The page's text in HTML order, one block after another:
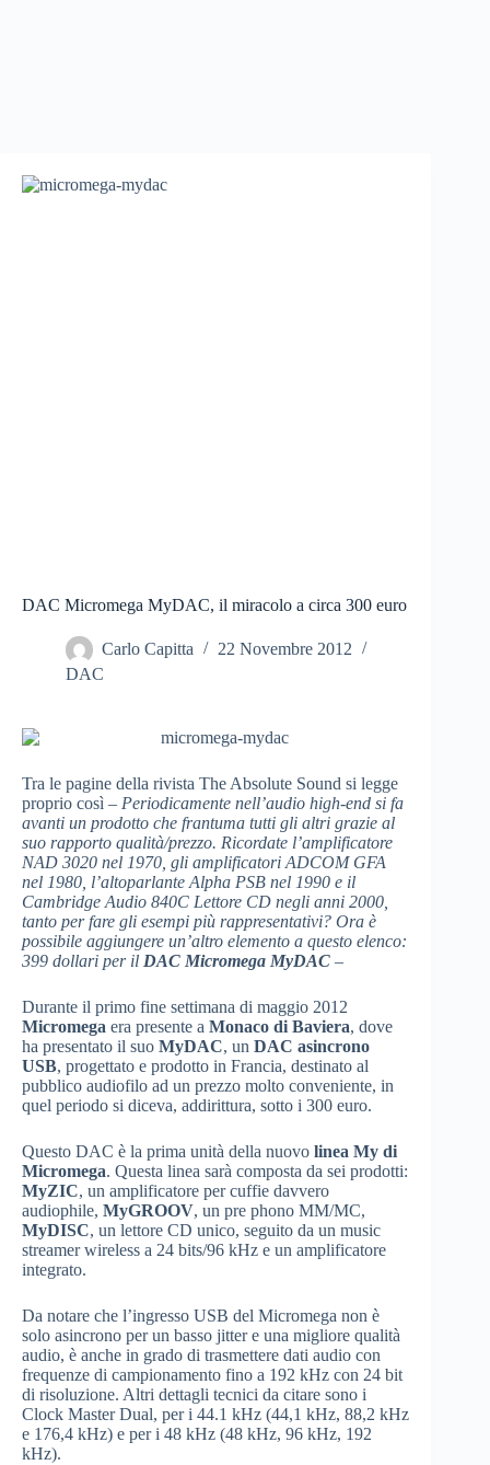
DAC Micromega MyDAC, il miracolo a circa 300 euro
Carlo Capitta
22 Novembre 2012
DAC
Tra le pagine della rivista The Absolute Sound si legge
proprio così – Periodicamente nell’audio high-end si fa
avanti un prodotto che frantuma tutti gli altri grazie al
suo rapporto qualità/prezzo. Ricordate l’amplificatore
NAD 3020 nel 1970, gli amplificatori ADCOM GFA
nel 1980, l’altoparlante Alpha PSB nel 1990 e il
Cambridge Audio 840C Lettore CD negli anni 2000,
tanto per fare gli esempi più rappresentativi? Ora è
possibile aggiungere un’altro elemento a questo elenco:
399 dollari per il DAC Micromega MyDAC –
Durante il primo fine settimana di maggio 2012
Micromega era presente a Monaco di Baviera, dove
ha presentato il suo MyDAC, un DAC asincrono
USB, progettato e prodotto in Francia, destinato al
pubblico audiofilo ad un prezzo molto conveniente, in
quel periodo si diceva, addirittura, sotto i 300 euro.
Questo DAC è la prima unità della nuovo linea My di
Micromega. Questa linea sarà composta da sei prodotti:
MyZIC, un amplificatore per cuffie davvero
audiophile, MyGROOV, un pre phono MM/MC,
MyDISC, un lettore CD unico, seguito da un music
streamer wireless a 24 bits/96 kHz e un amplificatore
integrato.
Da notare che l’ingresso USB del Micromega non è
solo asincrono per un basso jitter e una migliore qualità
audio, è anche in grado di trasmettere dati audio con
frequenze di campionamento fino a 192 kHz con 24 bit
di risoluzione. Altri dettagli tecnici da citare sono i
Clock Master Dual, per i 44.1 kHz (44,1 kHz, 88,2 kHz
e 176,4 kHz) e per i 48 kHz (48 kHz, 96 kHz, 192
kHz).